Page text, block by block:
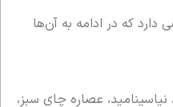
که در ادامه به آن‌ها
عصاره چای سبز،